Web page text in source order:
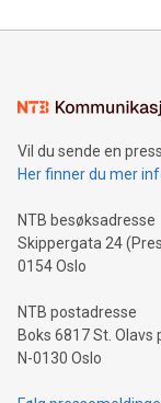
Vil du sende en
Her finner du mer
NTB besøksadresse
Skippergata 24
0154 Oslo
NTB postadresse
Boks 6817 St. Olavs
N-0130 Oslo